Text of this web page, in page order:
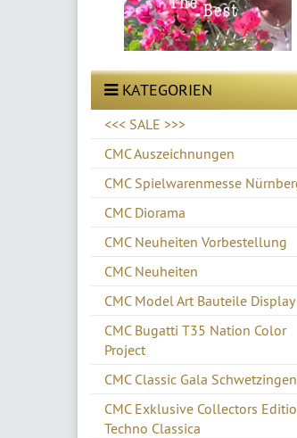
KATEGORIEN
<<< SALE >>>
CMC Auszeichnungen
CMC Spielwarenmesse
CMC Diorama
CMC Neuheiten Vorbestellung
CMC Neuheiten
CMC Model Art Bauteile Display
CMC Bugatti T35 Nation Color
Project
CMC Classic Gala Schwetzingen
CMC Exklusive Collectors
Techno Classica